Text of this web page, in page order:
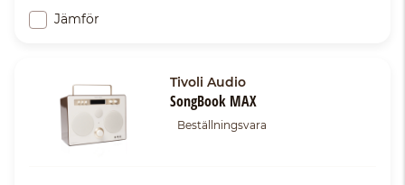
Jämför
Tivoli Audio
SongBook MAX
Beställningsvara